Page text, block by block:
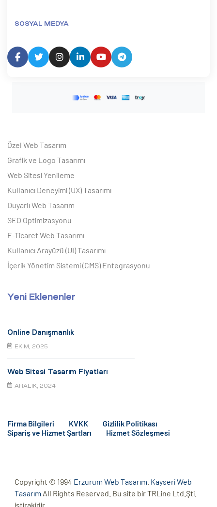
SOSYAL MEDYA
Özel Web Tasarım
Grafik ve Logo Tasarımı
Web Sitesi Yenileme
Kullanıcı Deneyimi (UX) Tasarımı
Duyarlı Web Tasarım
SEO Optimizasyonu
E-Ticaret Web Tasarımı
Kullanıcı Arayüzü (UI) Tasarımı
İçerik Yönetim Sistemi (CMS) Entegrasyonu
Yeni Eklenenler
Online Danışmanlık
EKIM, 2025
Web Sitesi Tasarım Fiyatları
ARALIK, 2024
Firma Bilgileri KVKK
Gizlilik Politikası
Sipariş ve Hizmet Şartları
Hizmet Sözleşmesi
Copyright © 1994 Erzurum Web Tasarım Kayseri Web
Tasarım All Rights Reserved. Bu site bir TRLine Ltd.Şti.
iştirakidir.